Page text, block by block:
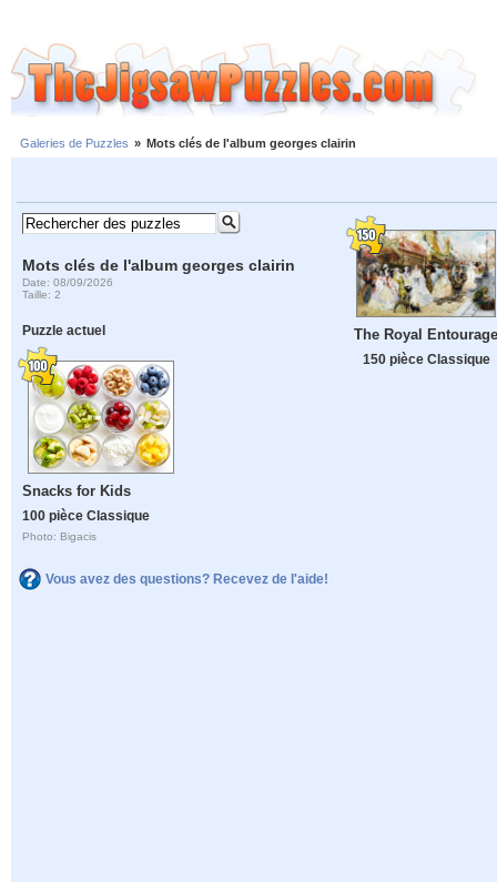
Galeries de Puzzles » Mots clés de l'album georges clairin
Mots clés de l'album georges clairin
Date: 08/09/2026
Taille: 2
Puzzle actuel
Snacks for Kids
100 pièce Classique
Photo: Bigacis
Vous avez des questions? Recevez de l'aide!
The Royal Entourage
150 pièce Classique